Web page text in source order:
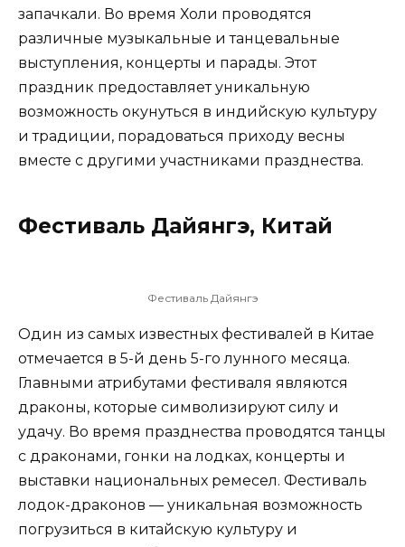
запачкали. Во время Холи проводятся
различные музыкальные и танцевальные
выступления, концерты и парады. Этот
праздник предоставляет уникальную
возможность окунуться в индийскую культуру
и традиции, порадоваться приходу весны
вместе с другими участниками празднества.
Фестиваль Дайянгэ, Китай
Фестиваль Дайянгэ
Один из самых известных фестивалей в Китае
отмечается в 5-й день 5-го лунного месяца.
Главными атрибутами фестиваля являются
драконы, которые символизируют силу и
удачу. Во время празднества проводятся танцы
с драконами, гонки на лодках, концерты и
выставки национальных ремесел. Фестиваль
лодок-драконов — уникальная возможность
погрузиться в китайскую культуру и